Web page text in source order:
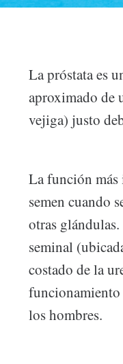
La próstata es
aproximado de
vejiga) justo
La función más
semen cuando
otras
seminal
costado de la
funcionamiento
los hombres.